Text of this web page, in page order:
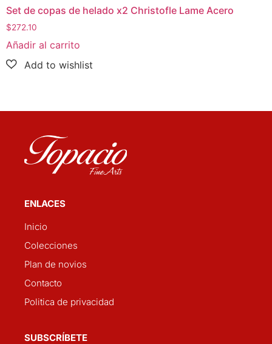
Set de copas de helado x2 Christofle Lame Acero
$272.10
Añadir al carrito
ENLACES
Inicio
Colecciones
Plan de novios
Contacto
Politica de privacidad
SUBSCRÍBETE